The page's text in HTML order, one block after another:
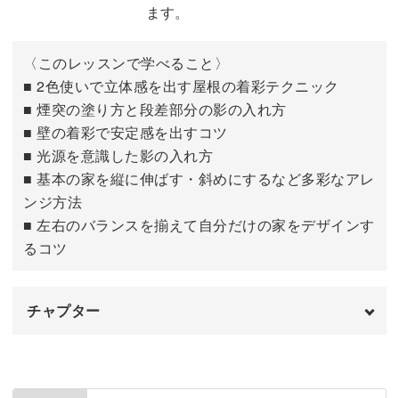
ます。
〈このレッスンで学べること〉
■ 2色使いで立体感を出す屋根の着彩テクニック
■ 煙突の塗り方と段差部分の影の入れ方
■ 壁の着彩で安定感を出すコツ
■ 光源を意識した影の入れ方
■ 基本の家を縦に伸ばす・斜めにするなど多彩なアレ
ンジ方法
■ 左右のバランスを揃えて自分だけの家をデザインす
るコツ
チャプター
屋根と煙突を描く